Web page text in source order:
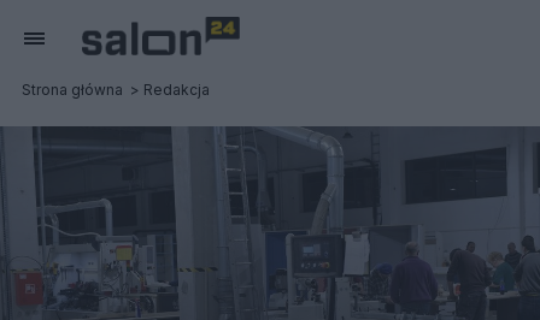
Strona główna Redakcja